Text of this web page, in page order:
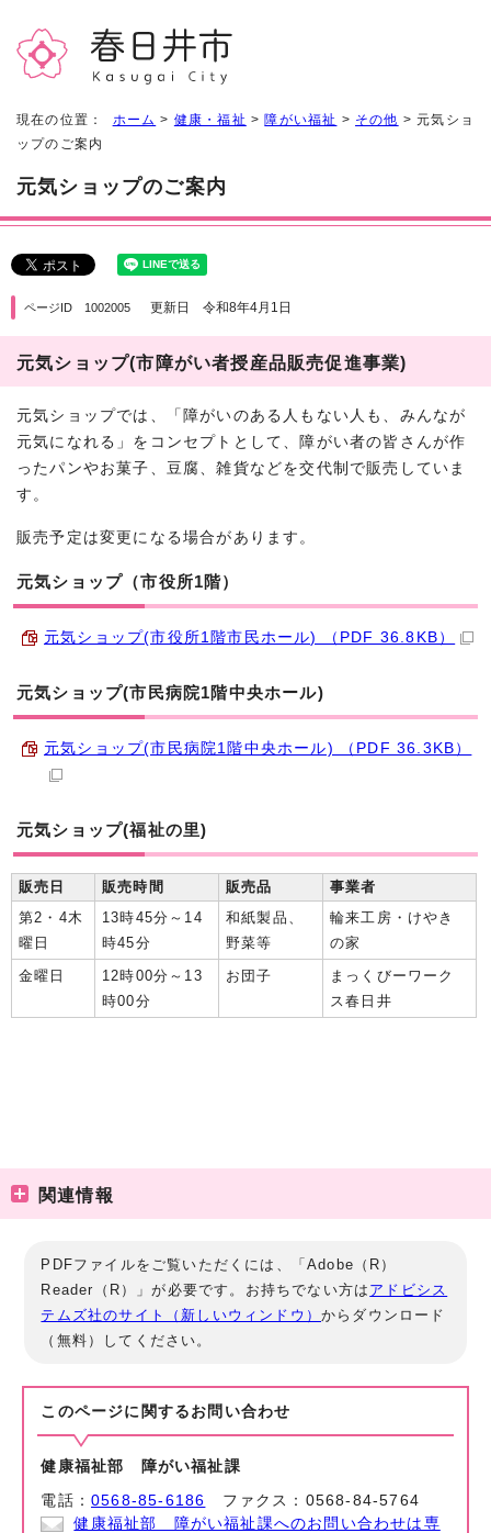
現在の位置： ホーム > 健康・福祉 >障がい福祉 > その他 > 元気ショ
ップのご案内
元気ショップのご案内
ページID 1002005 更新日 令和8年4月1日
元気ショップ(市障がい者授産品販売促進事業)
元気ショップでは、「障がいのある人もない人も、みんなが
元気になれる」をコンセプトとして、障がい者の皆さんが作
ったパンやお菓子、豆腐、雑貨などを交代制で販売していま
す。
販売予定は変更になる場合があります。
元気ショップ（市役所1階）
元気ショップ(市役所1階市民ホール) （PDF 36.8KB）
元気ショップ(市民病院1階中央ホール)
元気ショップ(市民病院1階中央ホール) （PDF 36.3KB）
元気ショップ(福祉の里)
販売日 販売時間 販売品
事業者
第2・4木
曜日
13時45分～14
時45分
和紙製品、
野菜等
輪来工房・けやき
の家
金曜日
12時00分～13
時00分
お団子
まっくびーワーク
ス春日井
関連情報
PDFファイルをご覧いただくには、「Adobe（R）
Reader（R）」が必要です。お持ちでない方は アドビシス
テムズ社のサイト（新しいウィンドウ）からダウンロード
（無料）してください。
このページに関する お問い合わせ
健康福祉部 障がい福祉課
電話：0568-85-6186 ファクス：0568-84-5764
健康福祉部 障がい福祉課へのお問い合わせは専